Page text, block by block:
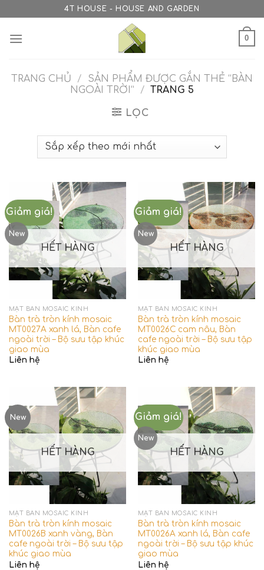
to
content
4T HOUSE - HOUSE AND GARDEN
0
TRANG CHỦ /
SẢN PHẨM ĐƯỢC GẮN THẺ “BÀN
NGOÀI TRỜI”
/ TRANG 5
LỌC
Giảm giá!
New
HẾT HÀNG
MẶT BÀN MOSAIC KÍNH
Bàn trà tròn kính mosaic
MT0027A xanh lá, Bàn cafe
ngoài trời – Bộ sưu tập khúc
giao mùa
Liên hệ
Giảm giá!
New
HẾT HÀNG
MẶT BÀN MOSAIC KÍNH
Bàn trà tròn kính mosaic
MT0026C cam nâu, Bàn
cafe ngoài trời – Bộ sưu tập
khúc giao mùa
Liên hệ
New
HẾT HÀNG
MẶT BÀN MOSAIC KÍNH
Bàn trà tròn kính mosaic
MT0026B xanh vàng, Bàn
cafe ngoài trời – Bộ sưu tập
khúc giao mùa
Liên hệ
Giảm giá!
New
HẾT HÀNG
MẶT BÀN MOSAIC KÍNH
Bàn trà tròn kính mosaic
MT0026A xanh lá, Bàn cafe
ngoài trời – Bộ sưu tập khúc
giao mùa
Liên hệ